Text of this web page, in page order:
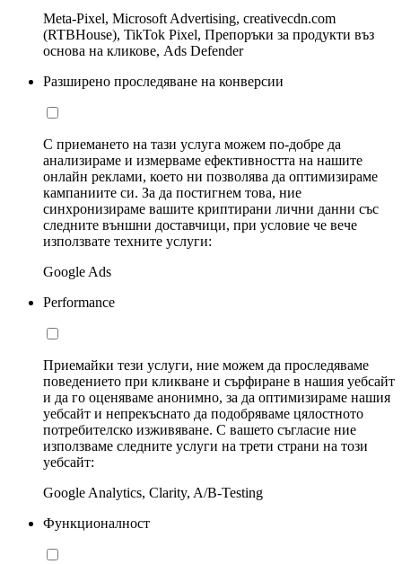
Meta-Pixel, Microsoft Advertising, creativecdn.com
(RTBHouse), TikTok Pixel, Препоръки за продукти въз
основа на кликове, Ads Defender
Разширено проследяване на конверсии
С приемането на тази услуга можем по-добре да
анализираме и измерваме ефективността на нашите
онлайн реклами, което ни позволява да оптимизираме
кампаниите си. За да постигнем това, ние
синхронизираме вашите криптирани лични данни със
следните външни доставчици, при условие че вече
използвате техните услуги:
Google Ads
Performance
Приемайки тези услуги, ние можем да проследяваме
поведението при кликване и сърфиране в нашия уебсайт
и да го оценяваме анонимно, за да оптимизираме нашия
уебсайт и непрекъснато да подобряваме цялостното
потребителско изживяване. С вашето съгласие ние
използваме следните услуги на трети страни на този
уебсайт:
Google Analytics, Clarity, A/B-Testing
Функционалност